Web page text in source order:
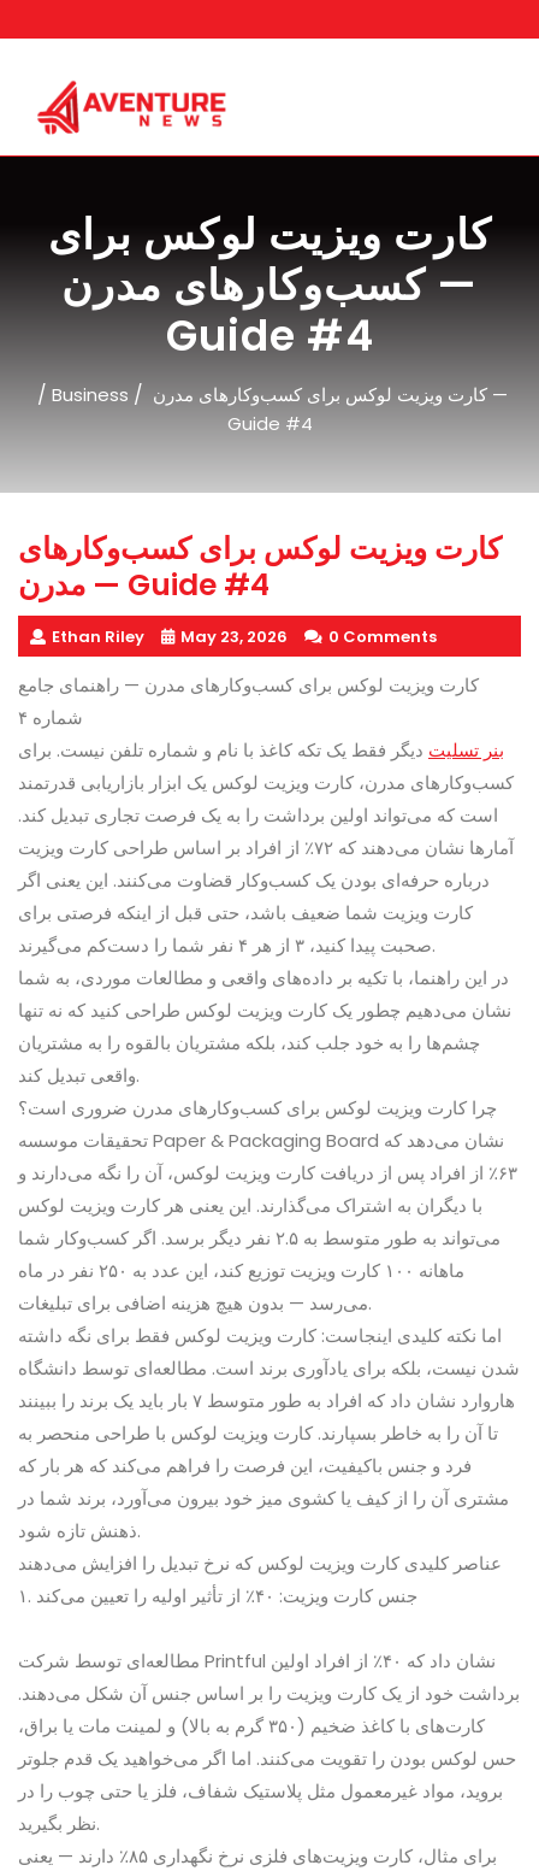
to
کارت ویزیت لوکس برای
کسب‌وکارهای مدرن —
Guide #4
/ Business /
Guide #4
کارت ویزیت لوکس برای کسب‌وکارهای
مدرن — Guide #4
Ethan Riley May 23, 2026 0 Comments
کارت ویزیت لوکس برای کسب‌وکارهای مدرن — راهنمای جامع
شماره ۴
بنر تسلیت دیگر فقط یک تکه کاغذ با نام و شماره تلفن نیست. برای
کسب‌وکارهای مدرن، کارت ویزیت لوکس یک ابزار بازاریابی قدرتمند
است که می‌تواند اولین برداشت را به یک فرصت تجاری تبدیل کند.
آمارها نشان می‌دهند که ۷۲٪ از افراد بر اساس طراحی کارت ویزیت
درباره حرفه‌ای بودن یک کسب‌وکار قضاوت می‌کنند. این یعنی اگر
کارت ویزیت شما ضعیف باشد، حتی قبل از اینکه فرصتی برای
صحبت پیدا کنید، ۳ از هر ۴ نفر شما را دست‌کم می‌گیرند.
در این راهنما، با تکیه بر داده‌های واقعی و مطالعات موردی، به شما
نشان می‌دهیم چطور یک کارت ویزیت لوکس طراحی کنید که نه تنها
چشم‌ها را به خود جلب کند، بلکه مشتریان بالقوه را به مشتریان
واقعی تبدیل کند.
چرا کارت ویزیت لوکس برای کسب‌وکارهای مدرن ضروری است؟
تحقیقات موسسه Paper & Packaging Board نشان می‌دهد که
۶۳٪ از افراد پس از دریافت کارت ویزیت لوکس، آن را نگه می‌دارند و
با دیگران به اشتراک می‌گذارند. این یعنی هر کارت ویزیت لوکس
می‌تواند به طور متوسط به ۲.۵ نفر دیگر برسد. اگر کسب‌وکار شما
ماهانه ۱۰۰ کارت ویزیت توزیع کند، این عدد به ۲۵۰ نفر در ماه
می‌رسد — بدون هیچ هزینه اضافی برای تبلیغات.
اما نکته کلیدی اینجاست: کارت ویزیت لوکس فقط برای نگه داشته
شدن نیست، بلکه برای یادآوری برند است. مطالعه‌ای توسط دانشگاه
هاروارد نشان داد که افراد به طور متوسط ۷ بار باید یک برند را ببینند
تا آن را به خاطر بسپارند. کارت ویزیت لوکس با طراحی منحصر به
فرد و جنس باکیفیت، این فرصت را فراهم می‌کند که هر بار که
مشتری آن را از کیف یا کشوی میز خود بیرون می‌آورد، برند شما در
ذهنش تازه شود.
عناصر کلیدی کارت ویزیت لوکس که نرخ تبدیل را افزایش می‌دهند
۱. جنس کارت ویزیت: ۴۰٪ از تأثیر اولیه را تعیین می‌کند
مطالعه‌ای توسط شرکت Printful نشان داد که ۴۰٪ از افراد اولین
برداشت خود از یک کارت ویزیت را بر اساس جنس آن شکل می‌دهند.
کارت‌های با کاغذ ضخیم (۳۵۰ گرم به بالا) و لمینت مات یا براق،
حس لوکس بودن را تقویت می‌کنند. اما اگر می‌خواهید یک قدم جلوتر
بروید، مواد غیرمعمول مثل پلاستیک شفاف، فلز یا حتی چوب را در
نظر بگیرید.
برای مثال، کارت ویزیت‌های فلزی نرخ نگهداری ۸۵٪ دارند — یعنی